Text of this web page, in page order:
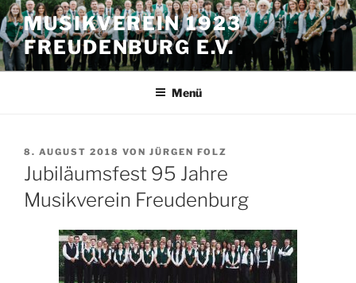
Zum
Inhalt
springen
MUSIKVEREIN 1923
FREUDENBURG E.V.
Menü
VERÖFFENTLICHT
AM
8. AUGUST 2018 VON JÜRGEN FOLZ
Jubiläumsfest 95 Jahre
Musikverein Freudenburg